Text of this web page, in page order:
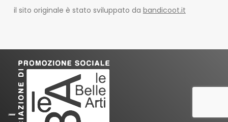
il sito originale è stato sviluppato da bandicoot.it